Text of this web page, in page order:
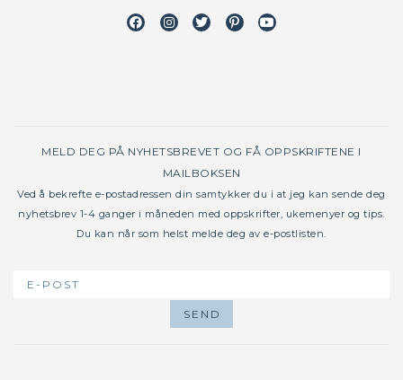
FacebookInstagram
TwitterPinterestYoutube
MELD DEG PÅ NYHETSBREVET OG FÅ OPPSKRIFTENE I
MAILBOKSEN
Ved å bekrefte e-postadressen din samtykker du i at jeg kan sende deg
nyhetsbrev 1-4 ganger i måneden med oppskrifter, ukemenyer og tips.
Du kan når som helst melde deg av e-postlisten.